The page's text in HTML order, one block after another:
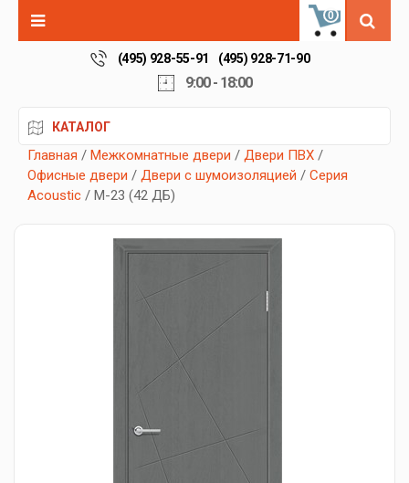
0
(495) 928-55-91 (495) 928-71-90
9:00 - 18:00
КАТАЛОГ
Главная / Межкомнатные двери / Двери ПВХ /
Офисные двери / Двери с шумоизоляцией / Серия
Acoustic / М-23 (42 ДБ)